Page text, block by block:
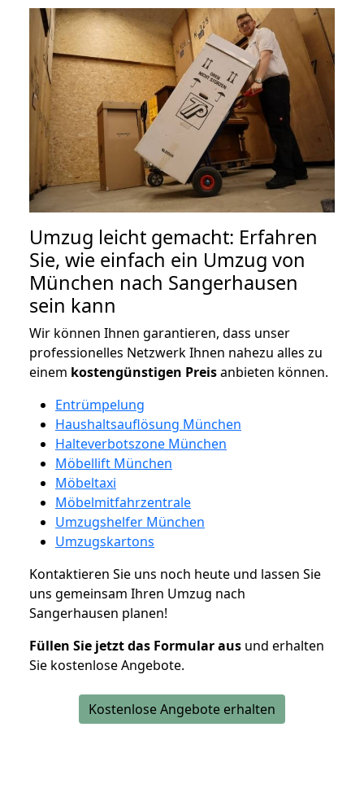
Umzug leicht gemacht: Erfahren
Sie, wie einfach ein Umzug von
München nach Sangerhausen
sein kann
Wir können Ihnen garantieren, dass unser
professionelles Netzwerk Ihnen nahezu alles zu
einem kostengünstigen Preisanbieten können.
Entrümpelung
Haushaltsauflösung München
Halteverbotszone München
Möbellift München
Möbeltaxi
Möbelmitfahrzentrale
Umzugshelfer München
Umzugskartons
Kontaktieren Sie uns noch heute und lassen Sie
uns gemeinsam Ihren Umzug nach
Sangerhausen planen!
Füllen Sie jetzt das Formular aus und erhalten
Sie kostenlose Angebote.
Kostenlose Angebote erhalten